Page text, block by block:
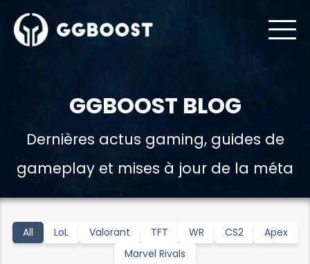
GGBOOST BLOG
Dernières actus gaming, guides de
gameplay et mises à jour de la méta
All LoL Valorant TFT WR CS2
Apex
Marvel Rivals